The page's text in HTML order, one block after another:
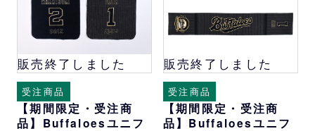
販売終了しました
受注商品
【期間限定・受注商
品】Buffaloesユニフ
販売終了しました
受注商品
【期間限定・受注商
品】Buffaloesユニフ